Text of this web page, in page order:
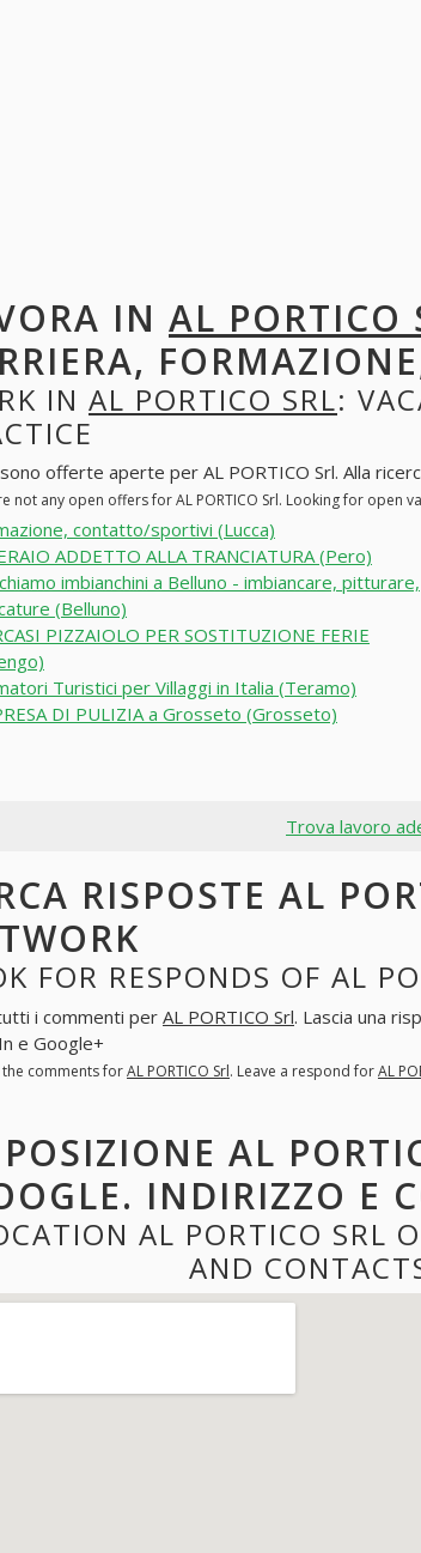
IN AL PORTICO
IN AL PORTICO SRL:
offerte aperte per AL PORTICO Srl. Alla
not any open offers for AL PORTICO Srl. Looking for open
contatto/sportivi (Lucca)
ADDETTO ALLA TRANCIATURA (Pero)
imbianchini a Belluno - imbiancare, pitturare,
(Belluno)
PIZZAIOLO PER SOSTITUZIONE FERIE
Turistici per Villaggi in Italia (Teramo)
DI PULIZIA a Grosseto (Grosseto)
Trova lavoro
RISPOSTE AL
FOR RESPONDS OF AL
i commenti per AL PORTICO Srl. Lascia una
e Google+
the comments forAL PORTICO Srl. Leave a respond forAL
POSIZIONE AL
INDIRIZZO E
AL PORTICO SRL
AND